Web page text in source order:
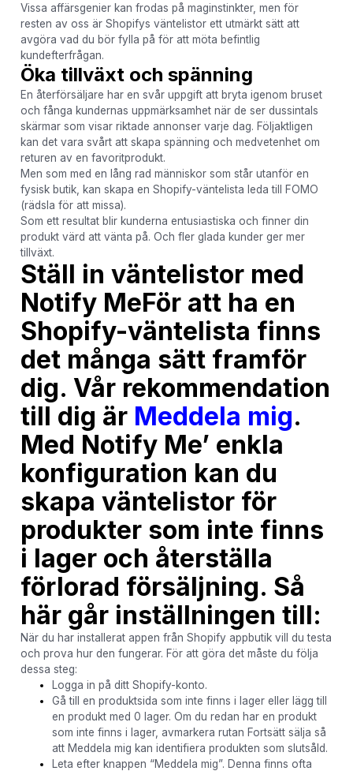
Vissa affärsgenier kan frodas på maginstinkter, men för
resten av oss är Shopifys väntelistor ett utmärkt sätt att
avgöra vad du bör fylla på för att möta befintlig
kundefterfrågan.
Öka tillväxt och spänning
En återförsäljare har en svår uppgift att bryta igenom bruset
och fånga kundernas uppmärksamhet när de ser dussintals
skärmar som visar riktade annonser varje dag. Följaktligen
kan det vara svårt att skapa spänning och medvetenhet om
returen av en favoritprodukt.
Men som med en lång rad människor som står utanför en
fysisk butik, kan skapa en Shopify-väntelista leda till FOMO
(rädsla för att missa).
Som ett resultat blir kunderna entusiastiska och finner din
produkt värd att vänta på. Och fler glada kunder ger mer
tillväxt.
Ställ in väntelistor med
Notify MeFör att ha en
Shopify-väntelista finns
det många sätt framför
dig. Vår rekommendation
till dig är Meddela mig.
Med Notify Me’ enkla
konfiguration kan du
skapa väntelistor för
produkter som inte finns
i lager och återställa
förlorad försäljning. Så
här går inställningen till:
När du har installerat appen från Shopify appbutik vill du testa
och prova hur den fungerar. För att göra det måste du följa
dessa steg:
Logga in på ditt Shopify-konto.
Gå till en produktsida som inte finns i lager eller lägg till
en produkt med 0 lager. Om du redan har en produkt
som inte finns i lager, avmarkera rutan Fortsätt sälja så
att Meddela mig kan identifiera produkten som slutsåld.
Leta efter knappen “Meddela mig”. Denna finns ofta